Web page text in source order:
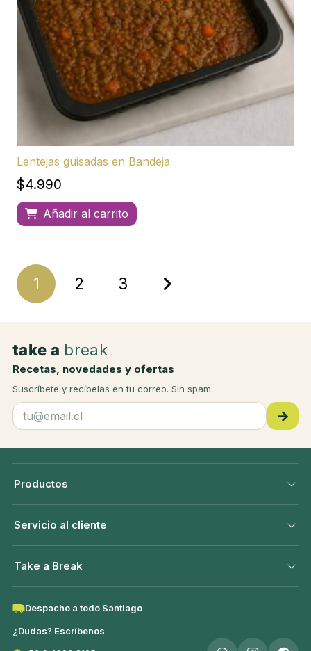
Lentejas guisadas en Bandeja
$4.990
Añadir al carrito
Navegación
de
1 2 3
take a break
Recetas, novedades y ofertas
Suscríbete y recíbelas en tu correo. Sin spam.
→
Productos
Servicio al cliente
Take a Break
Despacho a todo Santiago
¿Dudas? Escríbenos